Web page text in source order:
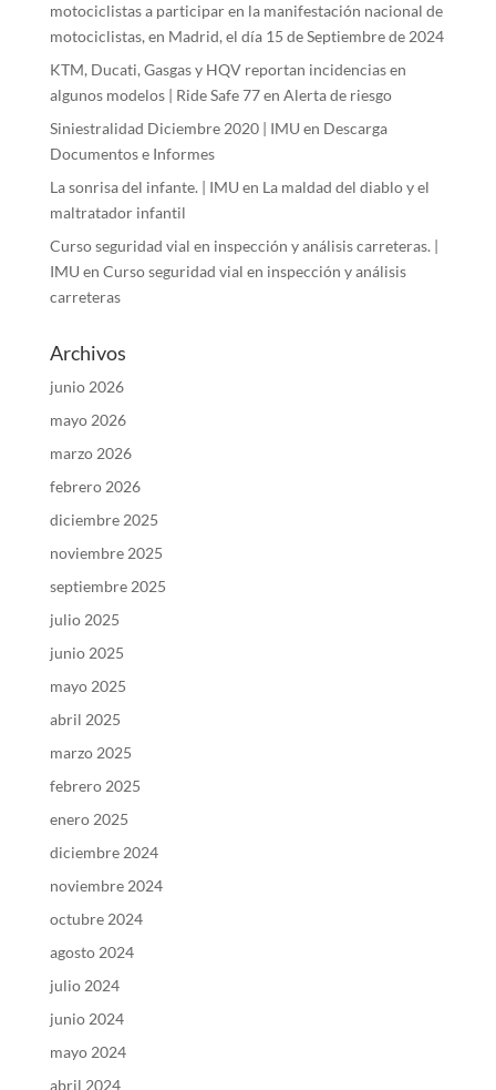
motociclistas a participar en la manifestación nacional de
motociclistas, en Madrid, el día 15 de Septiembre de 2024
KTM, Ducati, Gasgas y HQV reportan incidencias en
algunos modelos | Ride Safe 77en Alerta de riesgo
Siniestralidad Diciembre 2020 | IMU en Descarga
Documentos e Informes
La sonrisa del infante. | IMU en La maldad del diablo y el
maltratador infantil
Curso seguridad vial en inspección y análisis carreteras. |
IMU en Curso seguridad vial en inspección y análisis
carreteras
Archivos
junio 2026
mayo 2026
marzo 2026
febrero 2026
diciembre 2025
noviembre 2025
septiembre 2025
julio 2025
junio 2025
mayo 2025
abril 2025
marzo 2025
febrero 2025
enero 2025
diciembre 2024
noviembre 2024
octubre 2024
agosto 2024
julio 2024
junio 2024
mayo 2024
abril 2024